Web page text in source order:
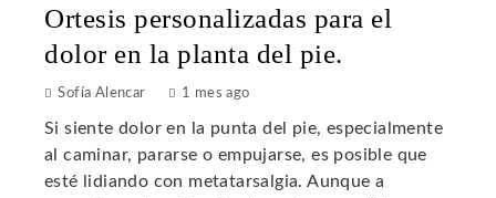
Ortesis personalizadas para el
dolor en la planta del pie.
Sofía Alencar 1 mes ago
Si siente dolor en la punta del pie, especialmente
al caminar, pararse o empujarse, es posible que
esté lidiando con metatarsalgia. Aunque a